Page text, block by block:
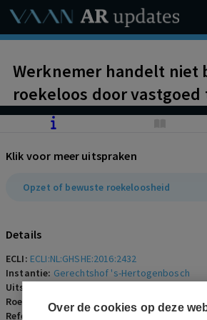
Over de cookies op deze
Werknemer handelt niet
roekeloos door vastgoed
verkopen aan
Klik voor meer uitspraken
Opzet of bewuste roekeloosheid
Details
ECLI: ECLI:NL:GHSHE:2016:2432
Instantie: Gerechtshof 's-Hertogenbosch
Uitspraakdatum:
Roepnaam:
werknemer/NV Waterleiding
Referentienummer:AR-2016-0675